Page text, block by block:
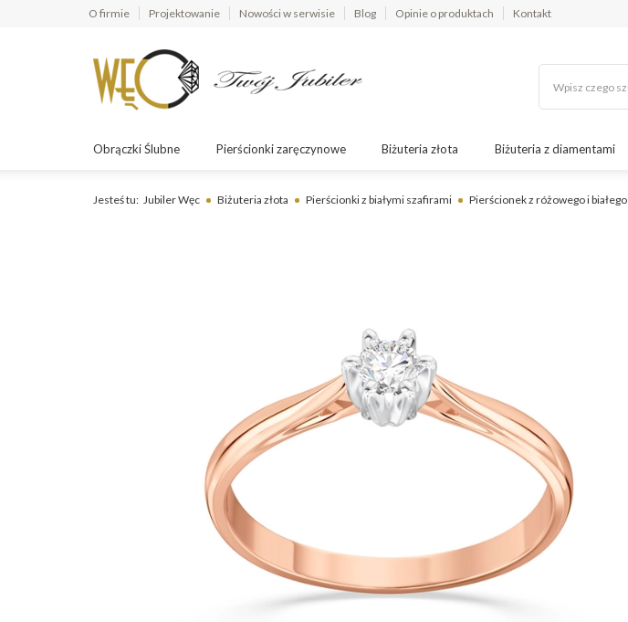
O firmie Projektowanie Nowości w serwisie Blog Opinie o produktach Kontakt
Obrączki Ślubne Pierścionki zaręczynowe Biżuteria złota Biżuteria z diamentami
Jesteś tu: Jubiler Węc Biżuteria złota Pierścionki z białymi szafirami Pierścionek z różowego i